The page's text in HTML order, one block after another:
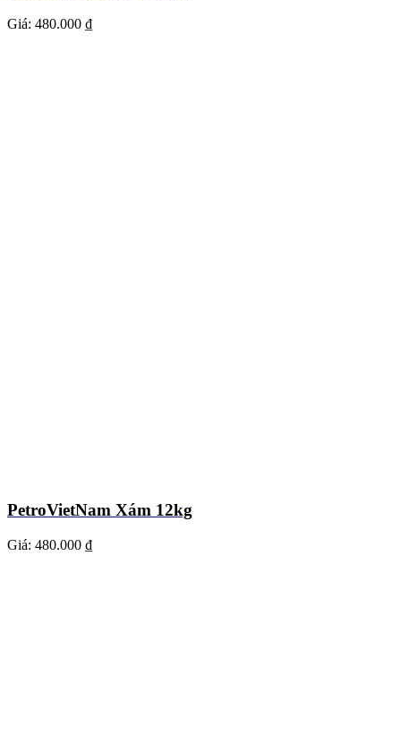
Giá: 480.000 ₫
PetroVietNam Xám 12kg
Giá: 480.000 ₫